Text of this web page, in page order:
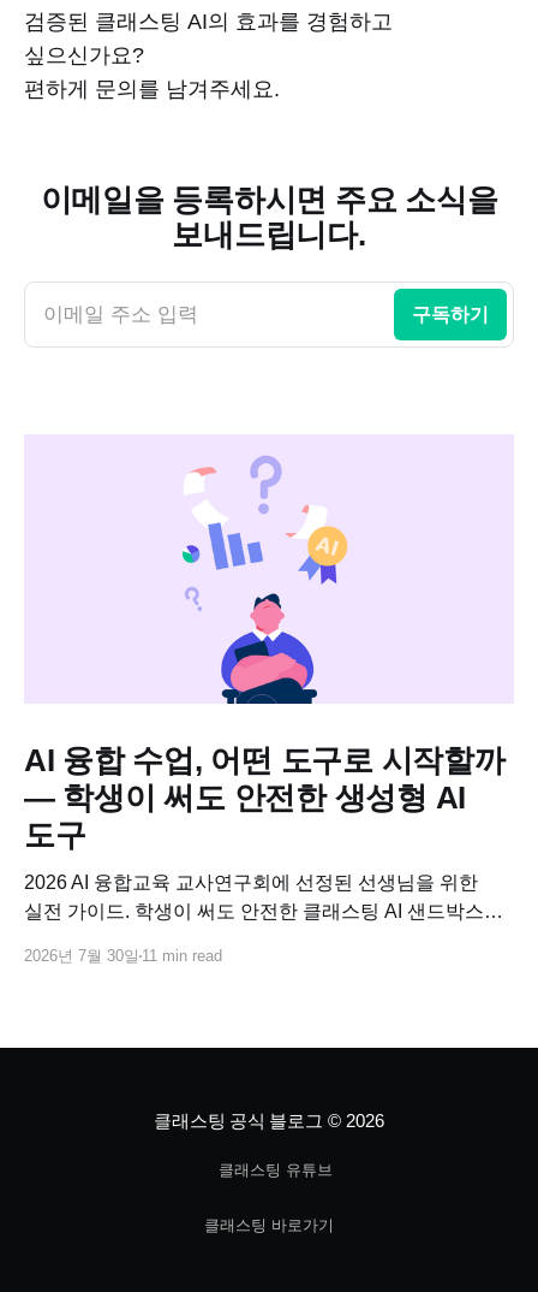
검증된 클래스팅 AI의 효과를 경험하고
싶으신가요?
편하게 문의를 남겨주세요.
이메일을 등록하시면 주요 소식을
보내드립니다.
이메일 주소 입력 구독하기
AI 융합 수업, 어떤 도구로 시작할까
— 학생이 써도 안전한 생성형 AI
도구
2026 AI 융합교육 교사연구회에 선정된 선생님을 위한
실전 가이드. 학생이 써도 안전한 클래스팅 AI 샌드박스로
코스웨어까지 연결하는 방법.
2026년 7월 30일 11 min read
클래스팅 공식 블로그 © 2026
클래스팅 유튜브
클래스팅 바로가기